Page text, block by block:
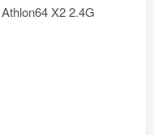
X2 2.4G